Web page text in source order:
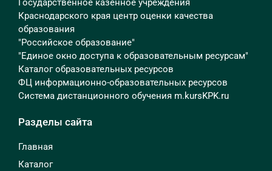
Государственное казенное учреждения
Краснодарского края центр оценки качества
образования
"Российское образование"
"Единое окно доступа к образовательным ресурсам"
Каталог образовательных ресурсов
ФЦ информационно-образовательных ресурсов
Система дистанционного обучения m.kursKPK.ru
Разделы сайта
Главная
Каталог